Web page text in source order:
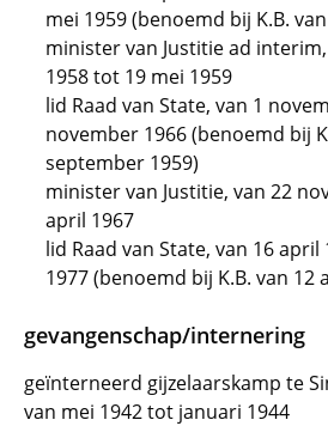
mei 1959 (benoemd bij K.B.
minister van Justitie ad
1958 tot 19 mei 1959
lid Raad van State, van 1
november 1966 (benoemd bij
september 1959)
minister van Justitie, van 22
april 1967
lid Raad van State, van 16
1977 (benoemd bij K.B. van 12
gevangenschap/internering
geïnterneerd gijzelaarskamp te
van mei 1942 tot januari 1944